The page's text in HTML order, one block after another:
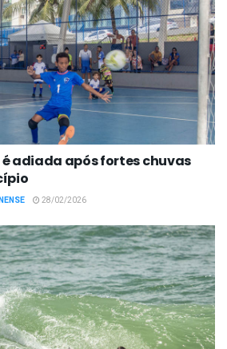
adiada após fortes chuvas
28/02/2026